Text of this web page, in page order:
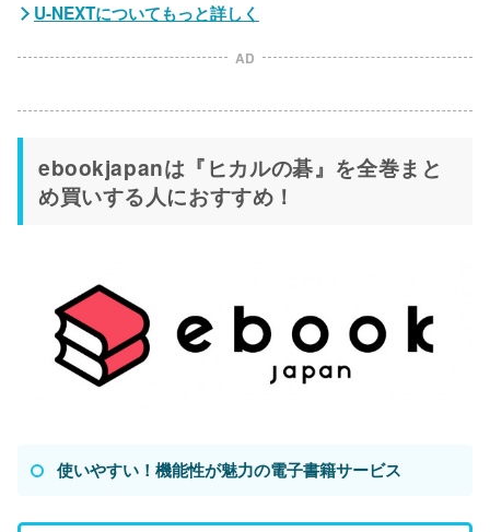
U-NEXTについてもっと詳しく
AD
ebookjapanは『ヒカルの碁』を全巻まと
め買いする人におすすめ！
使いやすい！機能性が魅力の電子書籍サービス